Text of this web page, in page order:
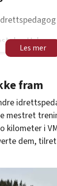
fram
mestret
kilometer i
dem,